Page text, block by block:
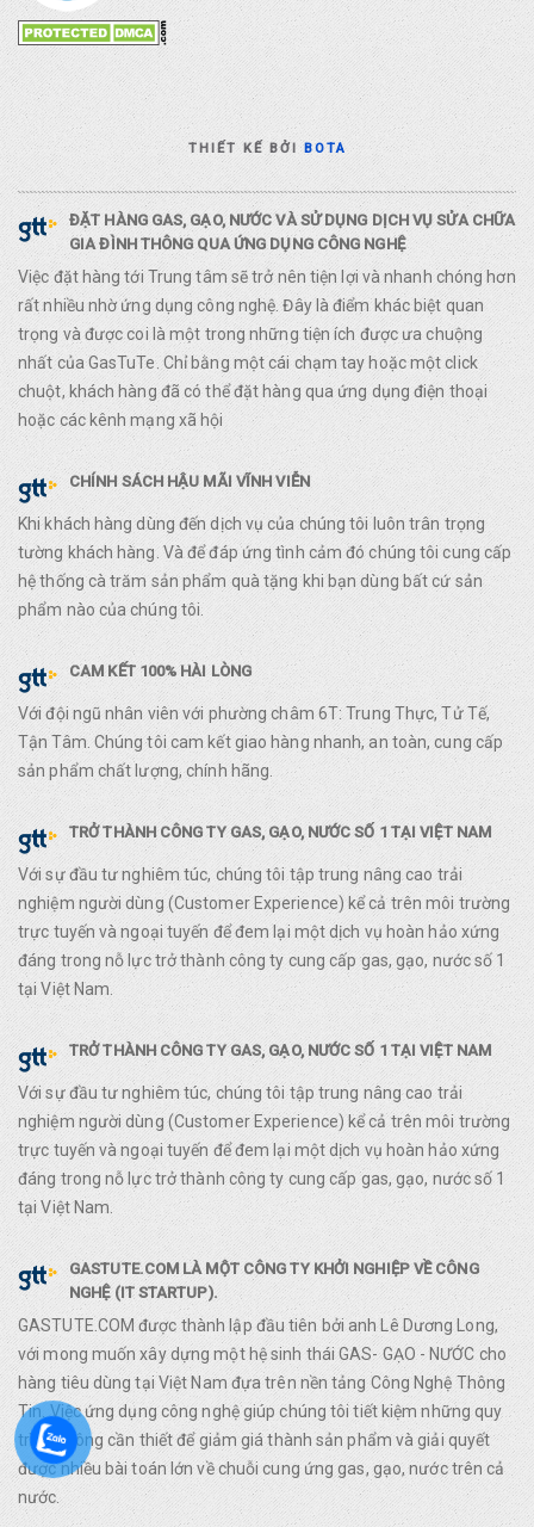
THIẾT KẾ BỞIBOTA
ĐẶT HÀNG GAS, GẠO, NƯỚC VÀ SỬ DỤNG DỊCH VỤ SỬA CHỮA
GIA ĐÌNH THÔNG QUA ỨNG DỤNG CÔNG NGHỆ
Việc đặt hàng tới Trung tâm sẽ trở nên tiện lợi và nhanh chóng hơn
rất nhiều nhờ ứng dụng công nghệ. Đây là điểm khác biệt quan
trọng và được coi là một trong những tiện ích được ưa chuộng
nhất của GasTuTe. Chỉ bằng một cái chạm tay hoặc một click
chuột, khách hàng đã có thể đặt hàng qua ứng dụng điện thoại
hoặc các kênh mạng xã hội
CHÍNH SÁCH HẬU MÃI VĨNH VIỄN
Khi khách hàng dùng đến dịch vụ của chúng tôi luôn trân trọng
tường khách hàng. Và để đáp ứng tình cảm đó chúng tôi cung cấp
hệ thống cà trăm sản phẩm quà tặng khi bạn dùng bất cứ sản
phẩm nào của chúng tôi.
CAM KẾT 100% HÀI LÒNG
Với đội ngũ nhân viên với phường châm 6T: Trung Thực, Tử Tế,
Tận Tâm. Chúng tôi cam kết giao hàng nhanh, an toàn, cung cấp
sản phẩm chất lượng, chính hãng.
TRỞ THÀNH CÔNG TY GAS, GẠO, NƯỚC SỐ 1 TẠI VIỆT NAM
Với sự đầu tư nghiêm túc, chúng tôi tập trung nâng cao trải
nghiệm người dùng (Customer Experience) kể cả trên môi trường
trực tuyến và ngoại tuyến để đem lại một dịch vụ hoàn hảo xứng
đáng trong nỗ lực trở thành công ty cung cấp gas, gạo, nước số 1
tại Việt Nam.
TRỞ THÀNH CÔNG TY GAS, GẠO, NƯỚC SỐ 1 TẠI VIỆT NAM
Với sự đầu tư nghiêm túc, chúng tôi tập trung nâng cao trải
nghiệm người dùng (Customer Experience) kể cả trên môi trường
trực tuyến và ngoại tuyến để đem lại một dịch vụ hoàn hảo xứng
đáng trong nỗ lực trở thành công ty cung cấp gas, gạo, nước số 1
tại Việt Nam.
GASTUTE.COM LÀ MỘT CÔNG TY KHỞI NGHIỆP VỀ CÔNG
NGHỆ (IT STARTUP).
GASTUTE.COM được thành lập đầu tiên bởi anh Lê Dương Long,
với mong muốn xây dựng một hệ sinh thái GAS- GẠO - NƯỚC cho
hàng tiêu dùng tại Việt Nam đựa trên nền tảng Công Nghệ Thông
Tin. Việc ứng dụng công nghệ giúp chúng tôi tiết kiệm những quy
trình không cần thiết để giảm giá thành sản phẩm và giải quyết
được nhiều bài toán lớn về chuỗi cung ứng gas, gạo, nước trên cả
nước.